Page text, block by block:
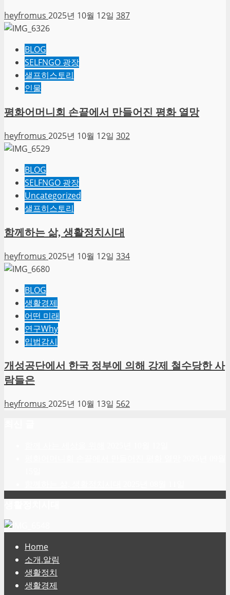
heyfromus 2025년 10월 12일 387
BLOG
SELFNGO 광장
샐프히스토리
인물
평화어머니회 손끝에서 만들어진 평화 열망
heyfromus 2025년 10월 12일 302
BLOG
SELFNGO 광장
Uncategorized
샐프히스토리
함께하는 삶, 생활정치시대
heyfromus 2025년 10월 12일 334
BLOG
생활경제
어떤 미래
연구Why
입법감시
개성공단에서 한국 정부에 의해 강제 철수당한 사
람들은
heyfromus 2025년 10월 13일 562
Home
소개.알림
생활정치
생활경제